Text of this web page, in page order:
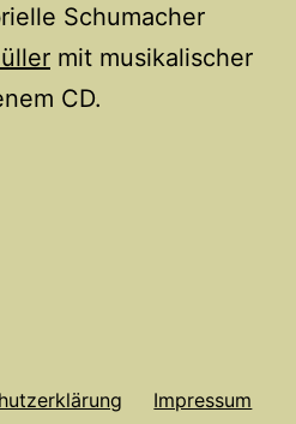
Schumacher
mit musikalischer
CD.
Impressum